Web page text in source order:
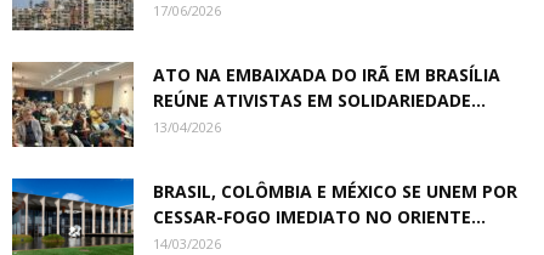
17/06/2026
ATO NA EMBAIXADA DO IRÃ EM BRASÍLIA
REÚNE ATIVISTAS EM SOLIDARIEDADE...
13/04/2026
BRASIL, COLÔMBIA E MÉXICO SE UNEM POR
CESSAR-FOGO IMEDIATO NO ORIENTE...
14/03/2026